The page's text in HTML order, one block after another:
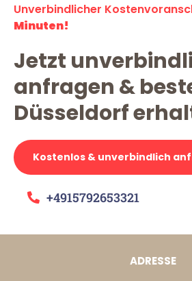
Unverbindlicher
Minuten!
Jetzt
anfragen &
Düsseldorf
Kostenlos & unverbindlich
+4915792653321
ADRESSE